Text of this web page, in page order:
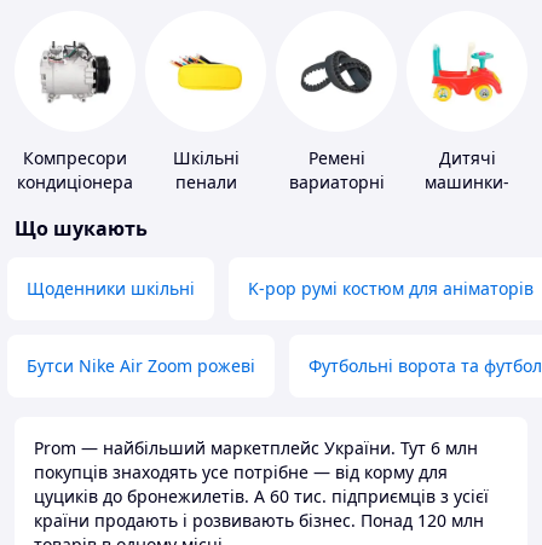
Компресори
кондиціонера
Шкільні
пенали
Ремені
вариаторні
Дитячі
машинки-
Що шукають
Щоденники шкільні K-pop румі костюм для аніматорів
Бутси Nike Air Zoom рожеві Футбольні ворота та
Prom — найбільший маркетплейс України. Тут 6 млн
покупців знаходять усе потрібне — від корму для
цуциків до бронежилетів. А 60 тис. підприємців з усієї
країни продають і розвивають бізнес. Понад 120 млн